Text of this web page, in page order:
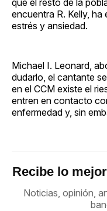
encuentra R. Kelly,
estrés y ansiedad.
Michael I. Leonard,
dudarlo, el cantante
en el CCM existe el
entren en contacto
enfermedad y, sin
Recibe lo
Noticias, opinión,